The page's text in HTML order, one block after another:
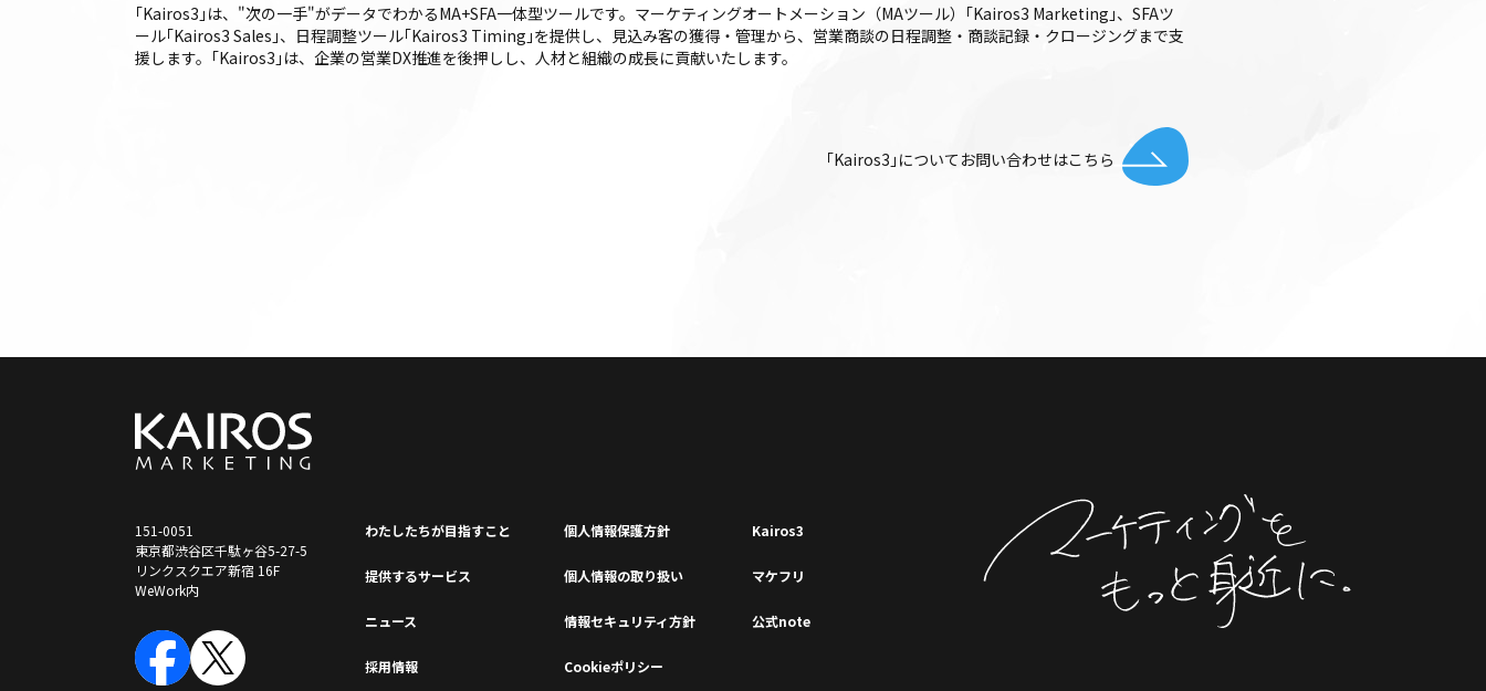
｢Kairos3｣は、"次の一手"がデータでわかるMA+SFA一体型ツールです。マーケティングオートメーション（MAツール）｢Kairos3 Marketing｣、SFAツ
ール｢Kairos3 Sales｣、日程調整ツール｢Kairos3 Timing｣を提供し、見込み客の獲得・管理から、営業商談の日程調整・商談記録・クロージングまで支
援します。｢Kairos3｣は、企業の営業DX推進を後押しし、人材と組織の成長に貢献いたします。
｢Kairos3｣についてお問い合わせはこちら
151-0051
東京都渋谷区千駄ヶ谷5-27-5
リンクスクエア新宿 16F
WeWork内
わたしたちが⽬指すこと
提供するサービス
ニュース
採⽤情報
個⼈情報保護⽅針
個⼈情報の取り扱い
情報セキュリティ⽅針
Cookieポリシー
Kairos3
マケフリ
公式note